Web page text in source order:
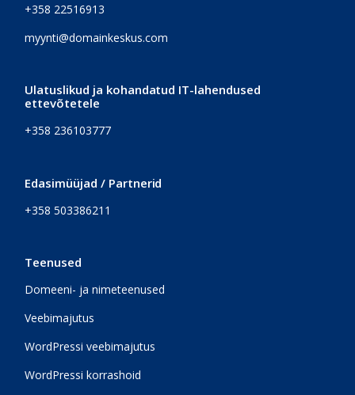
+358 22516913
myynti@domainkeskus.com
Ulatuslikud ja kohandatud IT-lahendused
ettevõtetele
+358 236103777
Edasimüüjad / Partnerid
+358 503386211
Teenused
Domeeni- ja nimeteenused
Veebimajutus
WordPressi veebimajutus
WordPressi korrashoid